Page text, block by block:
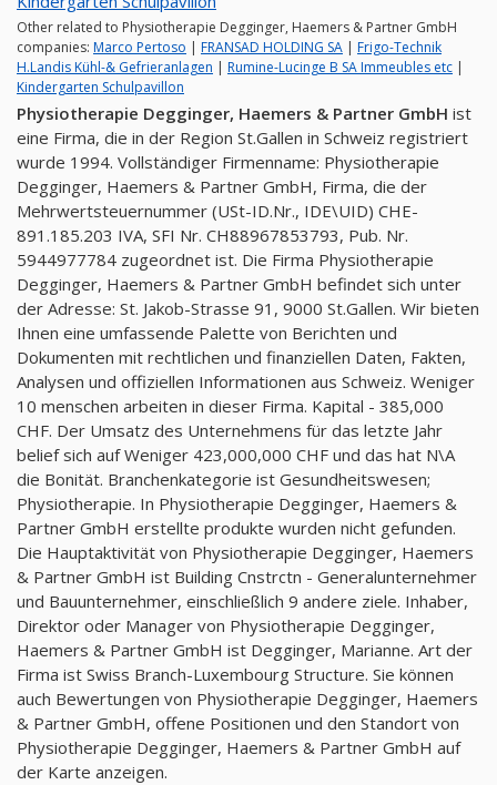
Other related to Physiotherapie Degginger, Haemers & Partner GmbH
companies: Marco Pertoso | FRANSAD HOLDING SA | Frigo-Technik
H.Landis Kühl-& Gefrieranlagen | Rumine-Lucinge B SA Immeubles etc |
Kindergarten Schulpavillon
Physiotherapie Degginger, Haemers & Partner GmbH ist
eine Firma, die in der Region St.Gallen in Schweiz registriert
wurde 1994. Vollständiger Firmenname: Physiotherapie
Degginger, Haemers & Partner GmbH, Firma, die der
Mehrwertsteuernummer (USt-ID.Nr., IDE\UID) CHE-
891.185.203 IVA, SFI Nr. CH88967853793, Pub. Nr.
5944977784 zugeordnet ist. Die Firma Physiotherapie
Degginger, Haemers & Partner GmbH befindet sich unter
der Adresse: St. Jakob-Strasse 91, 9000 St.Gallen. Wir bieten
Ihnen eine umfassende Palette von Berichten und
Dokumenten mit rechtlichen und finanziellen Daten, Fakten,
Analysen und offiziellen Informationen aus Schweiz. Weniger
10 menschen arbeiten in dieser Firma. Kapital - 385,000
CHF. Der Umsatz des Unternehmens für das letzte Jahr
belief sich auf Weniger 423,000,000 CHF und das hat N\A
die Bonität. Branchenkategorie ist Gesundheitswesen;
Physiotherapie. In Physiotherapie Degginger, Haemers &
Partner GmbH erstellte produkte wurden nicht gefunden.
Die Hauptaktivität von Physiotherapie Degginger, Haemers
& Partner GmbH ist Building Cnstrctn - Generalunternehmer
und Bauunternehmer, einschließlich 9 andere ziele. Inhaber,
Direktor oder Manager von Physiotherapie Degginger,
Haemers & Partner GmbH ist Degginger, Marianne. Art der
Firma ist Swiss Branch-Luxembourg Structure. Sie können
auch Bewertungen von Physiotherapie Degginger, Haemers
& Partner GmbH, offene Positionen und den Standort von
Physiotherapie Degginger, Haemers & Partner GmbH auf
der Karte anzeigen.